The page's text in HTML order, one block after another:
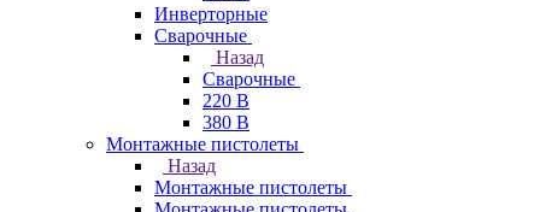
Инверторные
Сварочные
Назад
Сварочные
220 В
380 В
Монтажные пистолеты
Назад
Монтажные пистолеты